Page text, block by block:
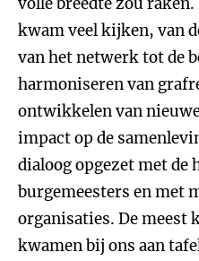
kwam veel kijken, van
van het netwerk tot de
harmoniseren van
ontwikkelen van
impact op de
dialoog opgezet met de
burgemeesters en met
organisaties. De meest
kwamen bij ons aan